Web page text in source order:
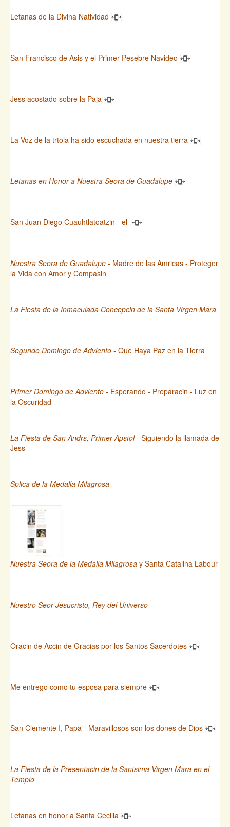
Letanas de la Divina Natividad
San Francisco de Asis y el Primer Pesebre Navideo
Jess acostado sobre la Paja
La Voz de la trtola ha sido escuchada en nuestra tierra
Letanas en Honor a Nuestra Seora de Guadalupe
San Juan Diego Cuauhtlatoatzin - el
Nuestra Seora de Guadalupe - Madre de las Amricas - Proteger
la Vida con Amor y Compasin
La Fiesta de la Inmaculada Concepcin de la Santa Virgen Mara
Segundo Domingo de Adviento - Que Haya Paz en la Tierra
Primer Domingo de Adviento - Esperando - Preparacin - Luz en
la Oscuridad
La Fiesta de San Andrs, Primer Apstol- Siguiendo la llamada de
Jess
Splica de la Medalla Milagrosa
Nuestra Seora de la Medalla Milagrosa y Santa Catalina Labour
Nuestro Seor Jesucristo, Rey del Universo
Oracin de Accin de Gracias por los Santos Sacerdotes
Me entrego como tu esposa para siempre
San Clemente I, Papa - Maravillosos son los dones de Dios
La Fiesta de la Presentacin de la Santsima Virgen Mara en el
Templo
Letanas en honor a Santa Cecilia